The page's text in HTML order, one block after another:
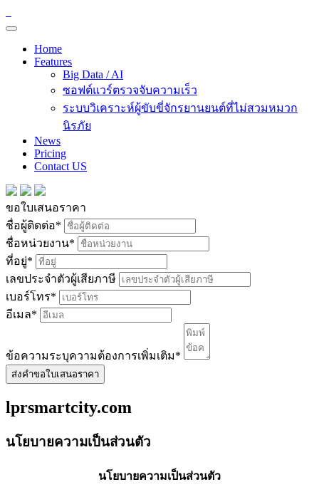
Home
Features
Big Data / AI
ซอฟต์แวร์ตรวจจับความเร็ว
ระบบวิเคราะห์ผู้ขับขี่จักรยานยนต์ที่ไม่สวมหมวก
นิรภัย
News
Pricing
Contact US
ขอใบเสนอราคา
ชื่อผู้ติดต่อ*
ชื่อหน่วยงาน*
ที่อยู่*
เลขประจำตัวผู้เสียภาษี
เบอร์โทร*
อีเมล*
ข้อความระบุความต้องการเพิ่มเติม*
ส่งคำขอใบเสนอราคา
lprsmartcity.com
นโยบายความเป็นส่วนตัว
นโยบายความเป็นส่วนตัว